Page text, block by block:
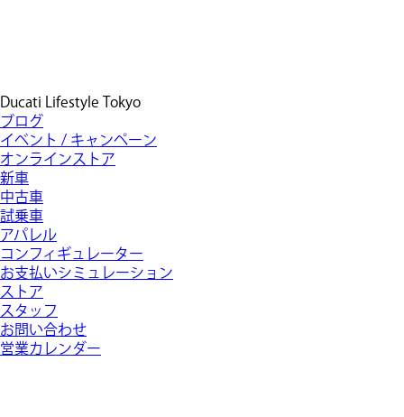
Ducati Lifestyle Tokyo
ブログ
イベント / キャンペーン
オンラインストア
新車
中古車
試乗車
アパレル
コンフィギュレーター
お支払いシミュレーション
ストア
スタッフ
お問い合わせ
営業カレンダー